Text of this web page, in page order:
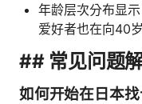
年龄层次分布显
爱好者也在向40
## 常见问题解
如何开始在日本